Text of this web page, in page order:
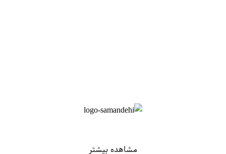
مشاهده بیشتر